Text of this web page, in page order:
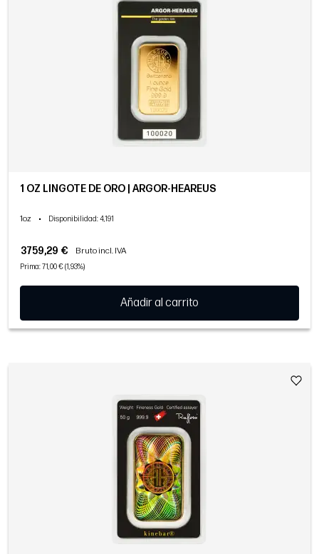
1 OZ LINGOTE DE ORO | ARGOR-HEAREUS
1oz • Disponibilidad: 4,191
3759,29 € Bruto incl. IVA
Prima: 71,00 € (1,93%)
Añadir al carrito